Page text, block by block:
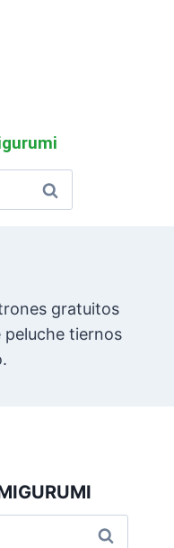
gratuitos
peluche tiernos